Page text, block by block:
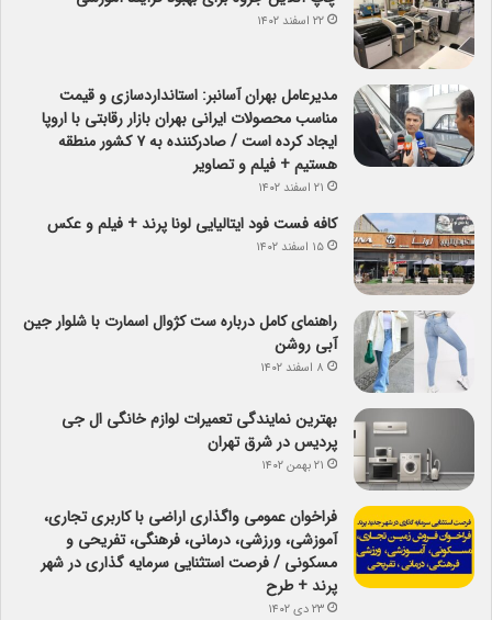
۲۲ اسفند ۱۴۰۲
مدیرعامل بهران آسانبر: استانداردسازی و قیمت
مناسب محصولات ایرانی بهران بازار رقابتی با اروپا
ایجاد کرده است / صادرکننده به ۷ کشور منطقه
هستیم + فیلم و تصاویر
۲۱ اسفند ۱۴۰۲
کافه فست فود ایتالیایی لونا پرند + فیلم و عکس
۱۵ اسفند ۱۴۰۲
راهنمای کامل درباره ست کژوال اسمارت با شلوار جین
آبی روشن
۸ اسفند ۱۴۰۲
بهترین نمایندگی تعمیرات لوازم خانگی ال جی
پردیس در شرق تهران
۲۱ بهمن ۱۴۰۲
فراخوان عمومی واگذاری اراضی با کاربری تجاری،
آموزشی، ورزشی، درمانی، فرهنگی، تفریحی و
مسکونی / فرصت استثنایی سرمایه گذاری در شهر
پرند + طرح
۲۳ دی ۱۴۰۲